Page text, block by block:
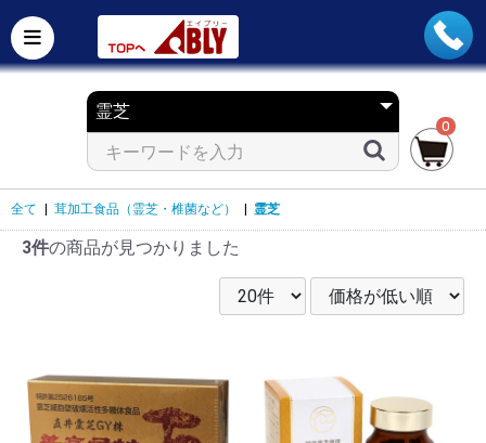
0
全て 茸加工食品（霊芝・椎菌など） 霊芝
3件の商品が見つかりました